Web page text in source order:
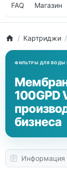
FAQ Магазин
Картриджи
бизнеса
Информация